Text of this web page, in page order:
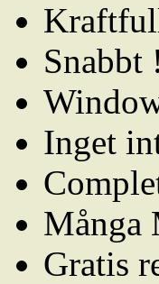
Snabbt !
Inget
Många
Gratis